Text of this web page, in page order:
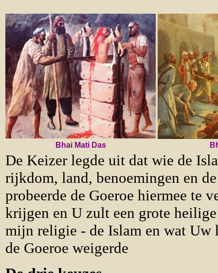
Bhai Mati Das
De Keizer legde uit dat wie de
rijkdom, land, benoemingen en
probeerde de Goeroe hiermee te
krijgen en U zult een grote
mijn religie - de Islam en wat
de Goeroe weigerde